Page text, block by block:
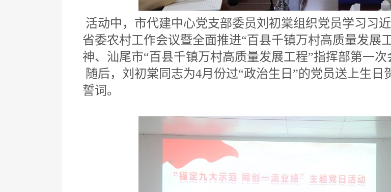
活动中，市代建中心党支部委员刘初棠组织党员学习习
省委农村工作会议暨全面推进“百县千镇万村高质量发展
神、汕尾市“百县千镇万村高质量发展工程”指挥部第一次
随后，刘初棠同志为4月份过“政治生日”的党员送上生
誓词。